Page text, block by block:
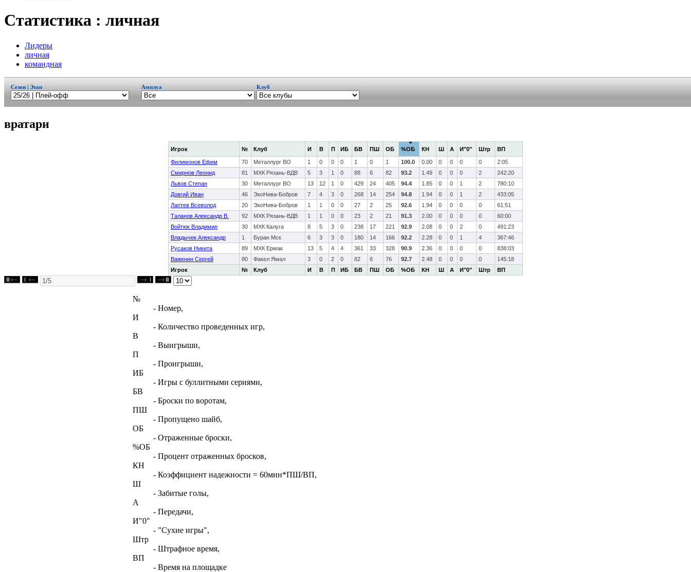
Статистика : личная
Лидеры
личная
командная
Сезон | Этап Амплуа Клуб
вратари
Игрок № Клуб И В П ИБ БВ ПШ ОБ %ОБ КН Ш А И"0" Штр ВП
Игрок № Клуб И В П ИБ БВ ПШ ОБ %ОБ КН Ш А И"0" Штр ВП
Филимонов Ефим 70 Металлург ВО 1 0 0 0 1 0 1 100.0 0.00 0 0 0 0
2:05
Смирнов Леонид
81 МХК Рязань-ВДВ 5 3 1 0 88 6 82 93.2 1.49 0 0 0 2
242:20
Львов Степан
30 Металлург ВО 13 12 1 0 429 24 405 94.4 1.85 0 0 1 2
780:10
Довгий Иван
46 ЭкоНива-Бобров 7 4 3 0 268 14 254 94.8 1.94 0 0 1 2
433:05
Лаптев Всеволод
20 ЭкоНива-Бобров 1 1 0 0 27 2 25 92.6 1.94 0 0 0 0
61:51
Таланов Александр В.
92 МХК Рязань-ВДВ 1 1 0 0 23 2 21 91.3 2.00 0 0 0 0
60:00
Войтюк Владимир
30 МХК Калуга 8 5 3 0 238 17 221 92.9 2.08 0 0 2 0
491:23
Владычек Александр
1 Буран Мск 6 3 3 0 180 14 166 92.2 2.28 0 0 1 4
367:46
Русаков Никита
89 МХК Ермак 13 5 4 4 361 33 328 90.9 2.36 0 0 0 0
838:03
Важенин Сергей
80 Факел Ямал 3 0 2 0 82 6 76 92.7 2.48 0 0 0 0 145:18
№
- Номер,
И
- Количество проведенных игр,
В
- Выигрыши,
П
- Проигрыши,
ИБ
- Игры с буллитными сериями,
БВ
- Броски по воротам,
ПШ
- Пропущено шайб,
ОБ
- Отраженные броски,
%ОБ
- Процент отраженных бросков,
КН
- Коэффициент надежности = 60мин*ПШ/ВП,
Ш
- Забитые голы,
А
- Передачи,
И"0"
- "Сухие игры",
Штр
- Штрафное время,
ВП
- Время на площадке